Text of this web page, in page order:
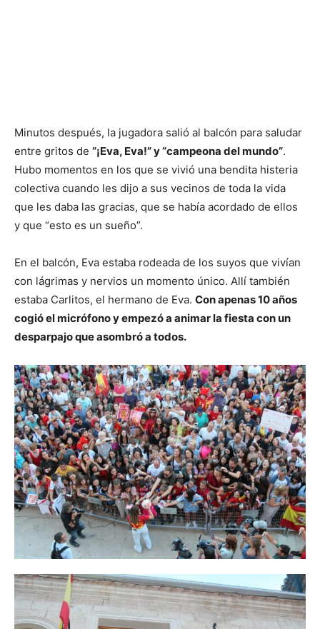
Minutos después, la jugadora salió al balcón para saludar
entre gritos de “¡Eva, Eva!” y “campeona del mundo”.
Hubo momentos en los que se vivió una bendita histeria
colectiva cuando les dijo a sus vecinos de toda la vida
que les daba las gracias, que se había acordado de ellos
y que “esto es un sueño”.
En el balcón, Eva estaba rodeada de los suyos que vivían
con lágrimas y nervios un momento único. Allí también
estaba Carlitos, el hermano de Eva. Con apenas 10 años
cogió el micrófono y empezó a animar la fiesta con un
desparpajo que asombró a todos.